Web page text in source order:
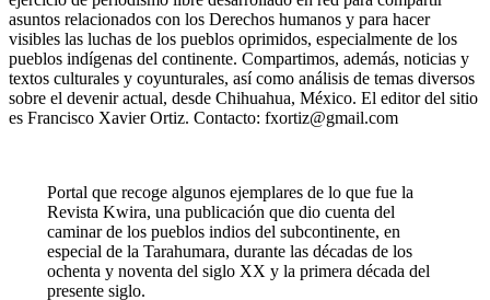
asuntos relacionados con los Derechos humanos y para hacer
visibles las luchas de los pueblos oprimidos, especialmente de los
pueblos indígenas del continente. Compartimos, además, noticias y
textos culturales y coyunturales, así como análisis de temas diversos
sobre el devenir actual, desde Chihuahua, México. El editor del sitio
es Francisco Xavier Ortiz. Contacto: fxortiz@gmail.com
Portal que recoge algunos ejemplares de lo que fue la
Revista Kwira, una publicación que dio cuenta del
caminar de los pueblos indios del subcontinente, en
especial de la Tarahumara, durante las décadas de los
ochenta y noventa del siglo XX y la primera década del
presente siglo.